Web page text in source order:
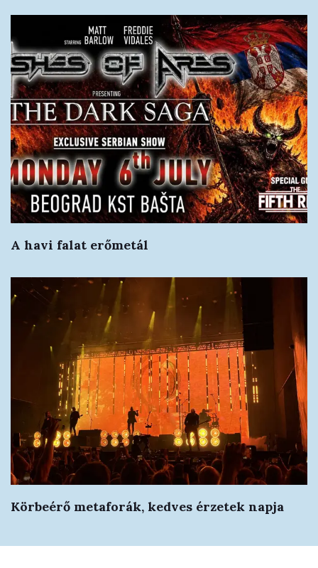
A havi falat erőmetál
Körbeérő metaforák, kedves érzetek napja